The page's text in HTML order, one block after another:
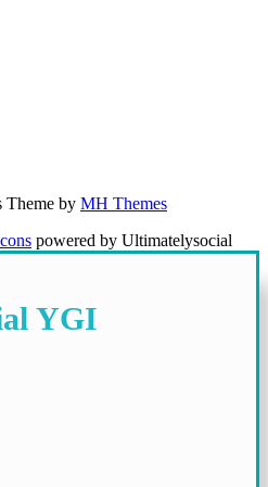
Theme by MH Themes
powered by Ultimatelysocial
YGI